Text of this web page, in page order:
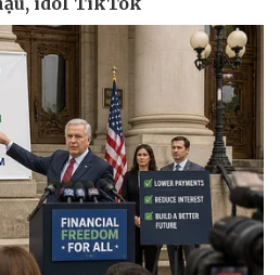
Quân sự - Quốc phòng
Vũ khí
Việt Nam
Phân tích